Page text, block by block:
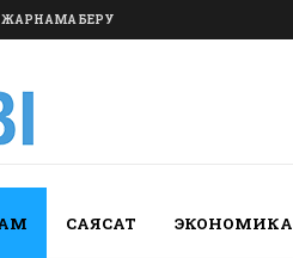
ЖАРНАМА БЕРУ
САЯСАТ ЭКОНОМИКА